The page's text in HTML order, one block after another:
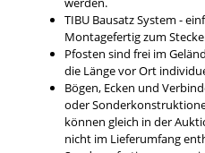
TIBU Bausatz System -
Montagefertig zum
Pfosten sind frei im
die Länge vor Ort
Bögen, Ecken und
oder
können gleich in der
nicht im Lieferumfang